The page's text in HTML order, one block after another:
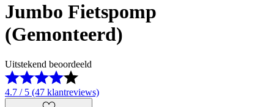
Jumbo Fietspomp
(Gemonteerd)
Uitstekend beoordeeld
4.7 / 5 (47 klantreviews)